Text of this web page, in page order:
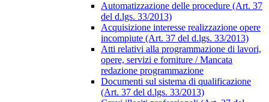
Automatizzazione delle procedure (Art. 37
del d.lgs. 33/2013)
Acquisizione interesse realizzazione opere
incompiute (Art. 37 del d.lgs. 33/2013)
Atti relativi alla programmazione di lavori,
opere, servizi e forniture / Mancata
redazione programmazione
Documenti sul sistema di qualificazione
(Art. 37 del d.lgs. 33/2013)